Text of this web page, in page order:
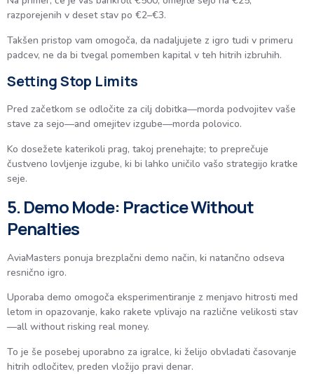
razporejenih v deset stav po €2–€3.
Takšen pristop vam omogoča, da nadaljujete z igro tudi v primeru
padcev, ne da bi tvegal pomemben kapital v teh hitrih izbruhih.
Setting Stop Limits
Pred začetkom se odločite za cilj dobitka—morda podvojitev vaše
stave za sejo—and omejitev izgube—morda polovico.
Ko dosežete katerikoli prag, takoj prenehajte; to preprečuje
čustveno lovljenje izgube, ki bi lahko uničilo vašo strategijo kratke
seje.
5. Demo Mode: Practice Without
Penalties
AviaMasters ponuja brezplačni demo način, ki natančno odseva
resnično igro.
Uporaba demo omogoča eksperimentiranje z menjavo hitrosti med
letom in opazovanje, kako rakete vplivajo na različne velikosti stav
—all without risking real money.
To je še posebej uporabno za igralce, ki želijo obvladati časovanje
hitrih odločitev, preden vložijo pravi denar.